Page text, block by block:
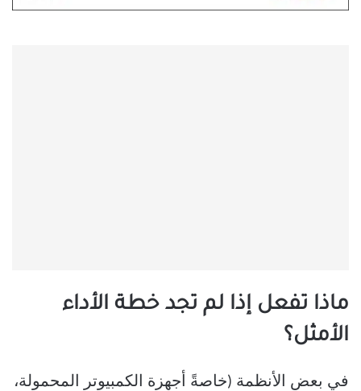
ماذا تفعل إذا لم تجد خطة الأداء
الأمثل؟
في بعض الأنظمة (خاصةً أجهزة الكمبيوتر المحمولة،